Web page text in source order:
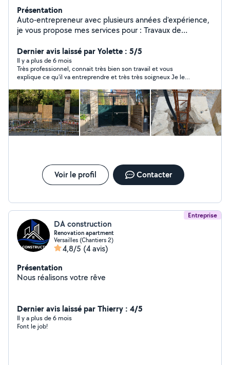
Présentation
Auto-entrepreneur avec plusieurs années d'expérience,
je vous propose mes services pour : Travaux de
intérieures de qualité, Travaux de plâtrerie, Réalisation
et rénovation de façades. Je travaille avec sérieux,
rapidité et souci du détail afin de garantir un résultat
propre et durable. Devis gratuit prix compétitifs.
N'hésitez pas à me contacter pour vos projets !
Dernier avis laissé par Yolette : 5/5
Il y a plus de 6 mois
Très professionnel, connait très bien son travail et vous
explique ce qu'il va entreprendre et très très soigneux Je le
Voir le profil Contacter
Entreprise
DA construction
Renovation apartment
Versailles (Chantiers 2)
4,8/5 (4 avis)
Présentation
Nous réalisons votre rêve
Dernier avis laissé par Thierry : 4/5
Il y a plus de 6 mois
Font le job!